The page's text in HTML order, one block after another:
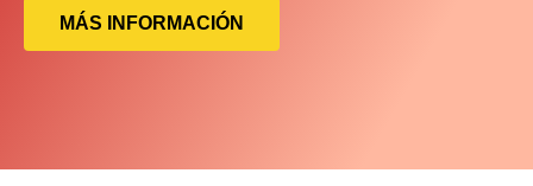
MÁS INFORMACIÓN